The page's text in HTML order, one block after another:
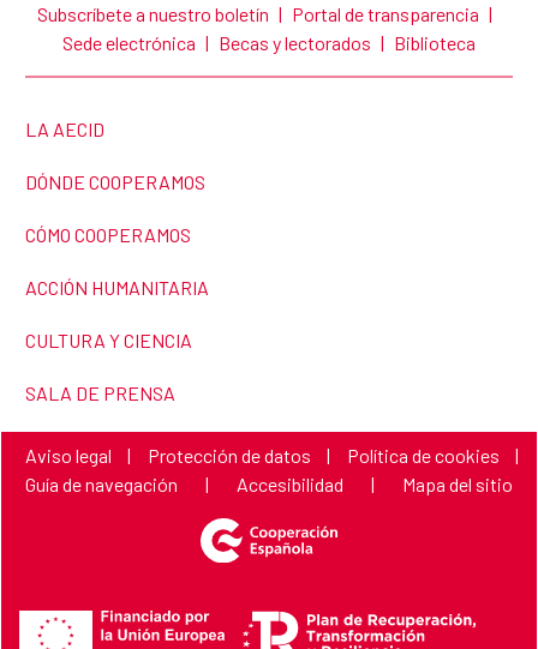
Subscríbete a nuestro boletín | Portal de transparencia |
Sede electrónica | Becas y lectorados | Biblioteca
LINK TO THE WEBSITE:
LA AECID
LINK TO THE WEBSITE:
DÓNDE COOPERAMOS
LINK TO THE WEBSITE:
CÓMO COOPERAMOS
LINK TO THE WEBSITE:
ACCIÓN HUMANITARIA
LINK TO THE WEBSITE:
CULTURA Y CIENCIA
LINK TO THE WEBSITE:
SALA DE PRENSA
Link to the website:
Aviso legal | Link to the website:
Protección de datos | Link to the website:
Política de cookies
|
Link to the website:
Guía de navegación | Link to the website:
Accesibilidad | Link to the
Mapa del sitio
Financiado por la Unión Europea NextGenerationEU
Plan de Recuperación, Transformación y Resiliencia